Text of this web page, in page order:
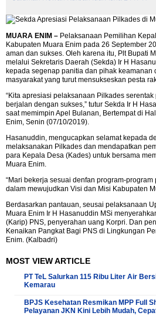
MUARA ENIM – Pelaksanaan Pemilihan
Kabupaten Muara Enim pada 26 September
aman dan sukses. Oleh karena itu, Plt Bupati
melalui Sekretaris Daerah (Sekda) Ir H
kepada segenap panitia dan pihak keamanan
masyarakat yang turut mensukseskan pesta
“Kita apresiasi pelaksanaan Pilkades
berjalan dengan sukses,” tutur Sekda Ir H
saat memimpin Apel Bulanan, Bertempat di
Enim, Senin (07/10/2019).
Hasanuddin, mengucapkan selamat kepada
melaksanakan Pilkades dan mendapatkan
para Kepala Desa (Kades) untuk bersama
Muara Enim.
“Mari bekerja sesuai denfan program-
dalam mewujudkan Visi dan Misi Kabupaten
Berdasarkan pantauan, seusai pelaksanaan
Muara Enim Ir H Hasanuddin MSi
(Karip) PNS, penyerahan uang Korpri. Dan
Kenaikan Pangkat Bagi PNS di Lingkungan
Enim. (Kalbadri)
MOST VIEW ARTICLE
PT TeL Salurkan 115 Ribu Liter Air
Kemarau
BPJS Kesehatan Resmikan MPP Full
Pelayanan JKN Kini Lebih Mudah,